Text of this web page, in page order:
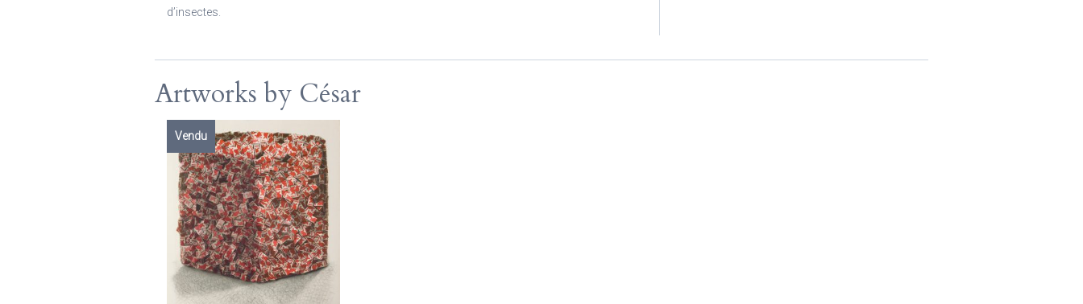
d’insectes.
Artworks by César
Vendu